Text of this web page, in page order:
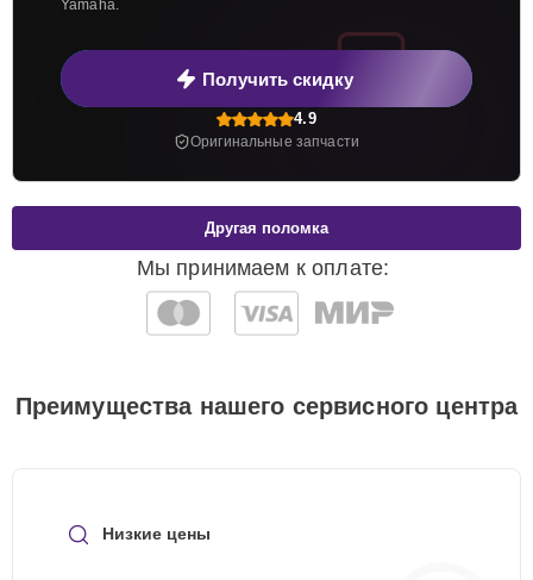
Yamaha.
Получить скидку
4.9
Оригинальные запчасти
Мы принимаем к оплате:
Другая поломка
Преимущества нашего сервисного центра
Низкие цены